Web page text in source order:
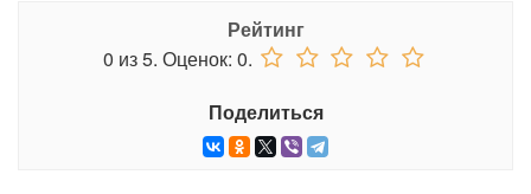
Рейтинг
0 из5. Оценок: 0.
Поделиться